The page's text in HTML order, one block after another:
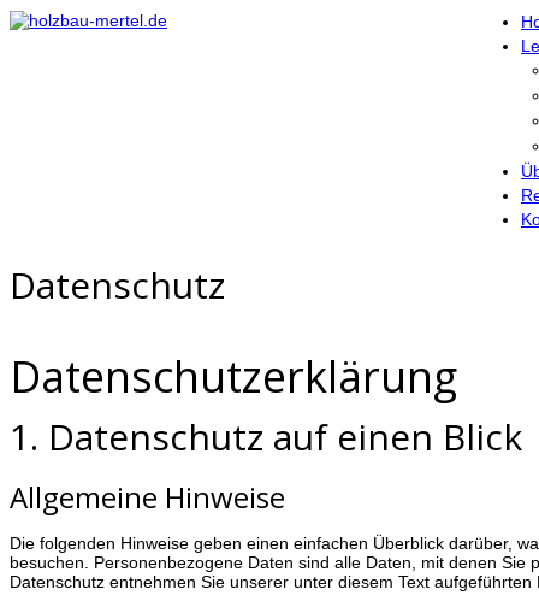
Datenschutz
Datenschutzerklärung
1. Datenschutz auf einen Blick
Allgemeine Hinweise
Die folgenden Hinweise geben einen einfachen Überblick darüber,
besuchen. Personenbezogene Daten sind alle Daten, mit denen
Datenschutz entnehmen Sie unserer unter diesem Text